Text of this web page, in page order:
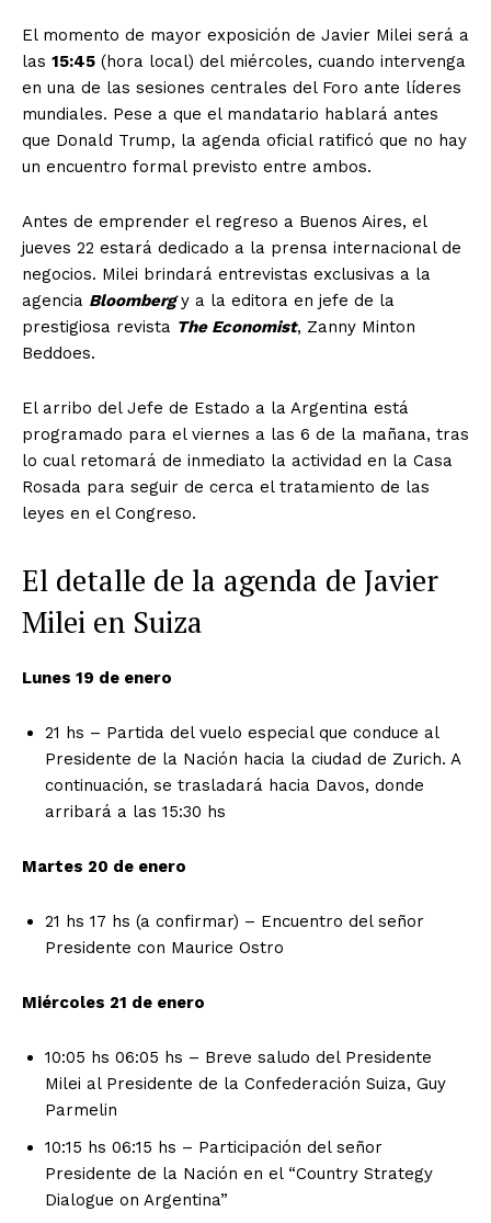
El momento de mayor exposición de Javier Milei será a
las 15:45 (hora local) del miércoles, cuando intervenga
en una de las sesiones centrales del Foro ante líderes
mundiales. Pese a que el mandatario hablará antes
que Donald Trump, la agenda oficial ratificó que no hay
un encuentro formal previsto entre ambos.
Antes de emprender el regreso a Buenos Aires, el
jueves 22 estará dedicado a la prensa internacional de
negocios. Milei brindará entrevistas exclusivas a la
agencia Bloombergy a la editora en jefe de la
prestigiosa revista The Economist, Zanny Minton
Beddoes.
El arribo del Jefe de Estado a la Argentina está
programado para el viernes a las 6 de la mañana, tras
lo cual retomará de inmediato la actividad en la Casa
Rosada para seguir de cerca el tratamiento de las
leyes en el Congreso.
El detalle de la agenda de Javier
Milei en Suiza
Lunes 19 de enero
21 hs – Partida del vuelo especial que conduce al
Presidente de la Nación hacia la ciudad de Zurich. A
continuación, se trasladará hacia Davos, donde
arribará a las 15:30 hs
Martes 20 de enero
21 hs 17 hs (a confirmar) – Encuentro del señor
Presidente con Maurice Ostro
Miércoles 21 de enero
10:05 hs 06:05 hs – Breve saludo del Presidente
Milei al Presidente de la Confederación Suiza, Guy
Parmelin
10:15 hs 06:15 hs – Participación del señor
Presidente de la Nación en el “Country Strategy
Dialogue on Argentina”